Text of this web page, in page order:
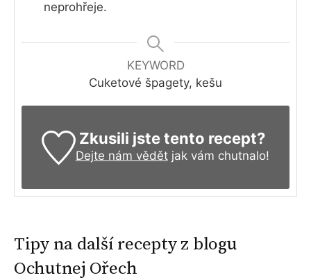
neprohřeje.
KEYWORD
Cuketové špagety, kešu
Zkusili jste tento recept?
Dejte nám vědětjak vám chutnalo!
Tipy na další recepty z blogu
Ochutnej Ořech